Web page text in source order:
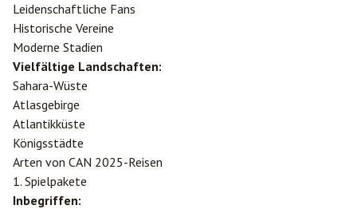
Leidenschaftliche Fans
Historische Vereine
Moderne Stadien
Vielfältige Landschaften:
Sahara-Wüste
Atlasgebirge
Atlantikküste
Königsstädte
Arten von CAN 2025-Reisen
1. Spielpakete
Inbegriffen: